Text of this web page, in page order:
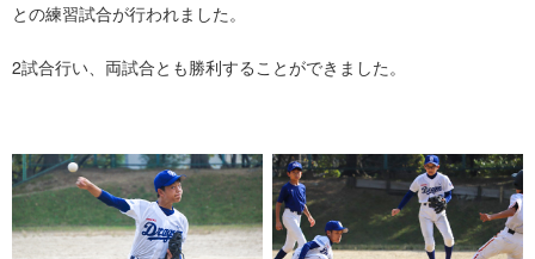
との練習試合が行われました。
2試合行い、両試合とも勝利することができました。